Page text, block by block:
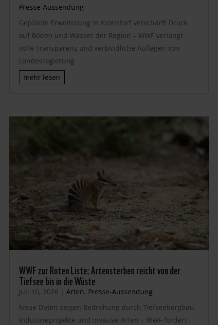
Presse-Aussendung
Geplante Erweiterung in Kronstorf verschärft Druck
auf Böden und Wasser der Region – WWF verlangt
volle Transparenz und verbindliche Auflagen von
Landesregierung
mehr lesen
WWF zur Roten Liste: Artensterben reicht von der
Tiefsee bis in die Wüste
Juli 10, 2026 | Arten, Presse-Aussendung
Neue Daten zeigen Bedrohung durch Tiefseebergbau,
Industrieprojekte und invasive Arten – WWF fordert